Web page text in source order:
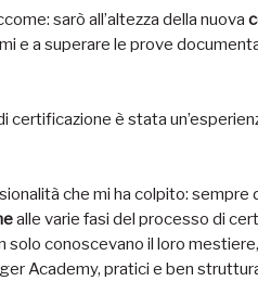
sarò all’altezza della nuova
e a superare le prove
è stata
che mi ha colpito: sempre
alle varie fasi del processo di
solo conoscevano il loro
Academy, pratici e ben